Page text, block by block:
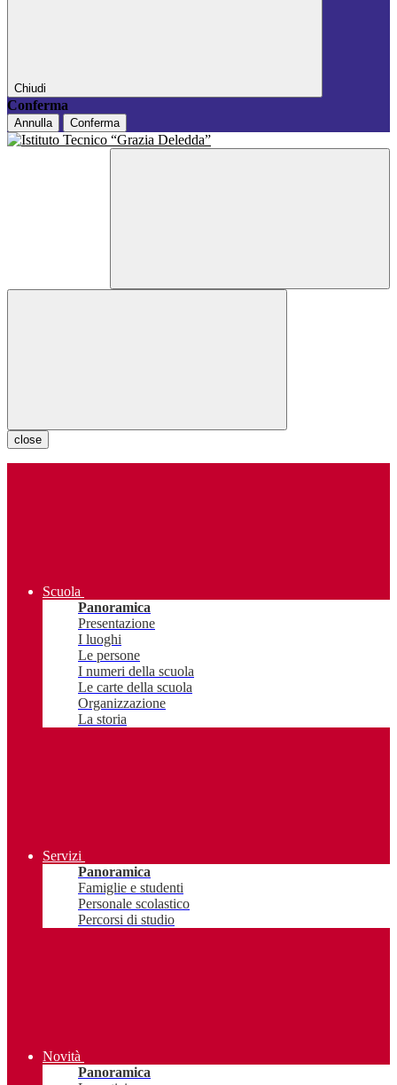
Chiudi
Conferma
Annulla Conferma
close
Scuola
Panoramica
Presentazione
I luoghi
Le persone
I numeri della scuola
Le carte della scuola
Organizzazione
La storia
Servizi
Panoramica
Famiglie e studenti
Personale scolastico
Percorsi di studio
Novità
Panoramica